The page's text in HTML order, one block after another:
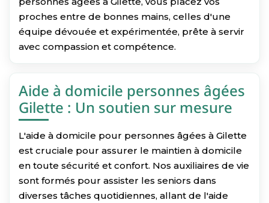
proches entre de bonnes mains, celles d'une
équipe dévouée et expérimentée, prête à servir
avec compassion et compétence.
Aide à domicile personnes âgées
Gilette : Un soutien sur mesure
L'aide à domicile pour personnes âgées à Gilette
est cruciale pour assurer le maintien à domicile
en toute sécurité et confort. Nos auxiliaires de vie
sont formés pour assister les seniors dans
diverses tâches quotidiennes, allant de l'aide